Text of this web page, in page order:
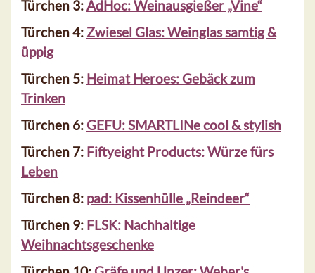
Türchen 3:AdHoc: Weinausgießer „Vine“
Türchen 4: Zwiesel Glas: Weinglas samtig &
üppig
Türchen 5: Heimat Heroes: Gebäck zum
Trinken
Türchen 6: GEFU: SMARTLINe cool & stylish
Türchen 7: Fiftyeight Products: Würze fürs
Leben
Türchen 8: pad: Kissenhülle „Reindeer“
Türchen 9: FLSK: Nachhaltige
Weihnachtsgeschenke